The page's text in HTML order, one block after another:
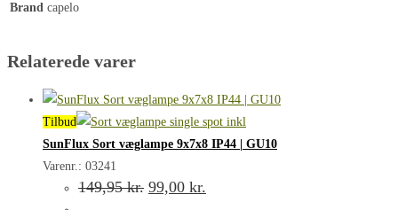
Brand capelo
Relaterede varer
Tilbud
SunFlux Sort væglampe 9x7x8 IP44 | GU10
Varenr.: 03241
149,95kr. Den
oprindelige
99,00 kr.
aktuelle